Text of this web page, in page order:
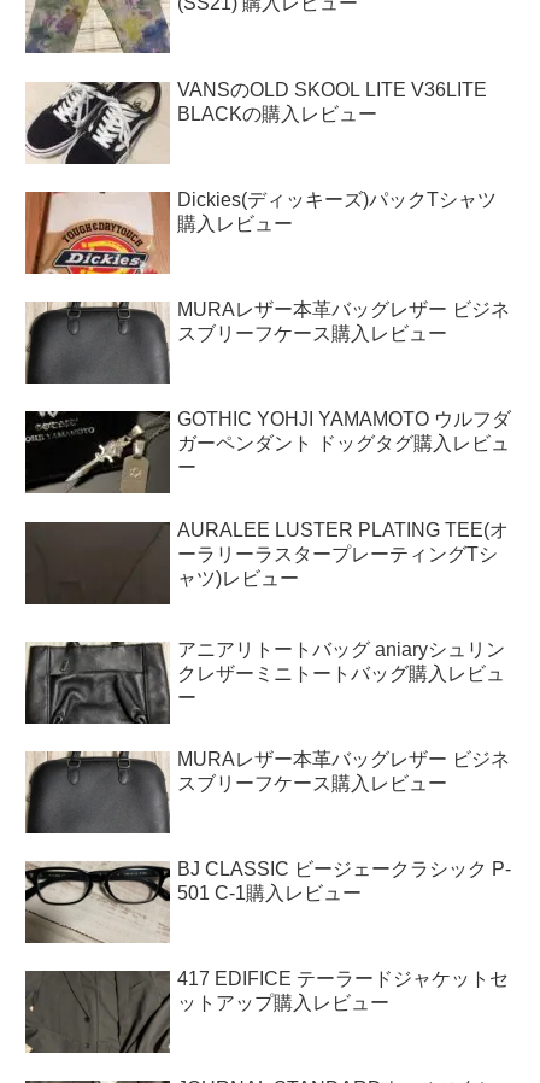
VANSのOLD SKOOL LITE V36LITE
BLACKの購入レビュー
Dickies(ディッキーズ)パックTシャツ
購入レビュー
MURAレザー本革バッグレザー ビジネ
スブリーフケース購入レビュー
GOTHIC YOHJI YAMAMOTO ウルフダ
ガーペンダント ドッグタグ購入レビュ
ー
AURALEE LUSTER PLATING TEE(オ
ーラリーラスタープレーティングTシ
ャツ)レビュー
アニアリトートバッグ aniaryシュリン
クレザーミニトートバッグ購入レビュ
ー
MURAレザー本革バッグレザー ビジネ
スブリーフケース購入レビュー
BJ CLASSIC ビージェークラシック P-
501 C-1購入レビュー
417 EDIFICE テーラードジャケットセ
ットアップ購入レビュー